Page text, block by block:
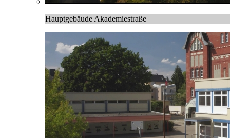
Hauptgebäude Akademiestraße